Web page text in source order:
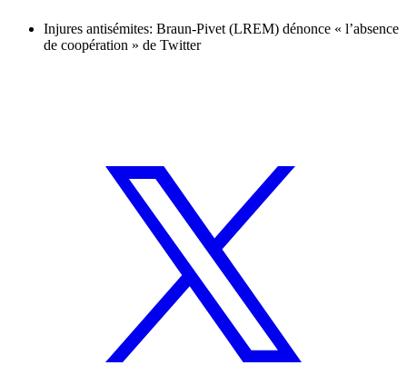
Injures antisémites: Braun-Pivet (LREM) dénonce « l’absence
de coopération » de Twitter